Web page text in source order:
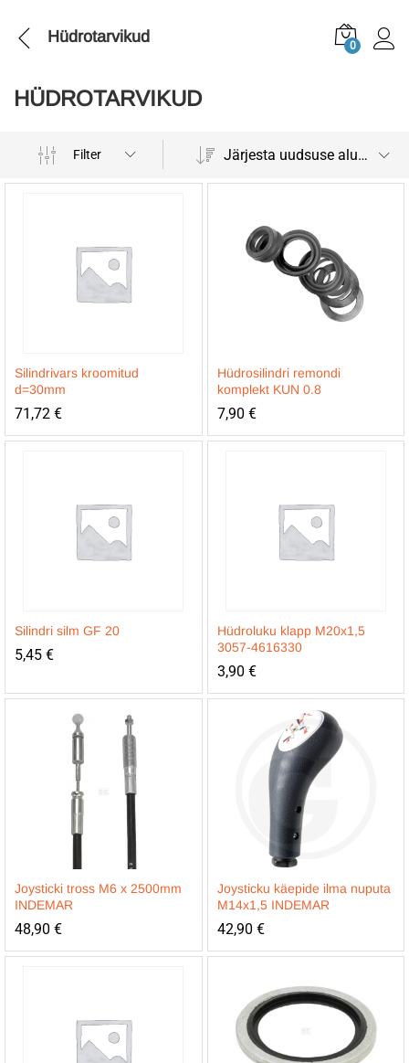
Hüdrotarvikud 0
HÜDROTARVIKUD
Filter Järjesta uudsuse alusel
Silindrivars kroomitud
d=30mm
71,72 €
Hüdrosilindri remondi
komplekt KUN 0.8
7,90 €
Silindri silm GF 20
5,45 €
Hüdroluku klapp M20x1,5
3057-4616330
3,90 €
Joysticki tross M6 x 2500mm
INDEMAR
48,90 €
Joysticku käepide ilma nuputa
M14x1,5 INDEMAR
42,90 €